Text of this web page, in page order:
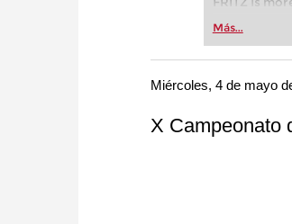
Whether
more
approach
Más...
Miércoles, 4 de mayo
X Campeonato